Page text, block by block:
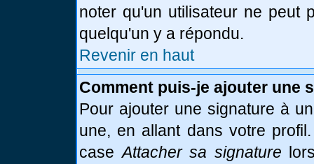
noter qu'un utilisateur ne peut
quelqu'un y a répondu.
Revenir en haut
Comment puis-je ajouter une
Pour ajouter une signature à
une, en allant dans votre
caseAttacher sa signature